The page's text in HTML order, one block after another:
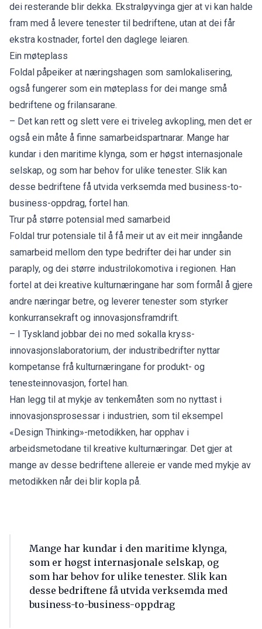
dei resterande blir dekka. Ekstraløyvinga gjer at vi kan halde
fram med å levere tenester til bedriftene, utan at dei får
ekstra kostnader, fortel den daglege leiaren.
Ein møteplass
Foldal påpeiker at næringshagen som samlokalisering,
også fungerer som ein møteplass for dei mange små
bedriftene og frilansarane.
– Det kan rett og slett vere ei triveleg avkopling, men det er
også ein måte å finne samarbeidspartnarar. Mange har
kundar i den maritime klynga, som er høgst internasjonale
selskap, og som har behov for ulike tenester. Slik kan
desse bedriftene få utvida verksemda med business-to-
business-oppdrag, fortel han.
Trur på større potensial med samarbeid
Foldal trur potensiale til å få meir ut av eit meir inngåande
samarbeid mellom den type bedrifter dei har under sin
paraply, og dei større industrilokomotiva i regionen. Han
fortel at dei kreative kulturnæringane har som formål å gjere
andre næringar betre, og leverer tenester som styrker
konkurransekraft og innovasjonsframdrift.
– I Tyskland jobbar dei no med sokalla kryss-
innovasjonslaboratorium, der industribedrifter nyttar
kompetanse frå kulturnæringane for produkt- og
tenesteinnovasjon, fortel han.
Han legg til at mykje av tenkemåten som no nyttast i
innovasjonsprosessar i industrien, som til eksempel
«Design Thinking»-metodikken, har opphav i
arbeidsmetodane til kreative kulturnæringar. Det gjer at
mange av desse bedriftene allereie er vande med mykje av
metodikken når dei blir kopla på.
Mange har kundar i den maritime klynga,
som er høgst internasjonale selskap, og
som har behov for ulike tenester. Slik kan
desse bedriftene få utvida verksemda med
business-to-business-oppdrag